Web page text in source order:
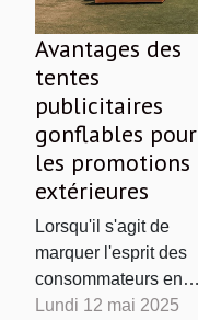
Découvrez dans cet
article des méthodes
éprouvées...
Avantages des
tentes
publicitaires
gonflables pour
les promotions
extérieures
Lorsqu'il s'agit de
marquer l'esprit des
consommateurs en
extérieur, les supports
Lundi 12 mai 2025